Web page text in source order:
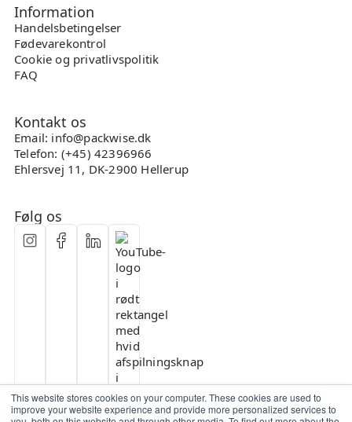
This website stores cookies on your computer. These cookies are used to
improve your website experience and provide more personalized services to
Information
Handelsbetingelser
Fødevarekontrol
Cookie og privatlivspolitik
FAQ
Kontakt os
Email: info@packwise.dk
Telefon: (+45) 42396966
Ehlersvej 11, DK-2900 Hellerup
Følg os